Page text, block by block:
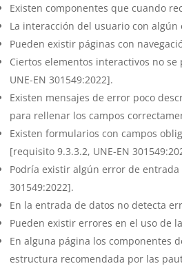
Existen componentes que cuando
La interacción del usuario con
Pueden existir páginas con
Ciertos elementos interactivos no
UNE-EN 301549:2022].
Existen mensajes de error poco
para rellenar los campos
Existen formularios con campos
[requisito 9.3.3.2, UNE-EN
Podría existir algún error de
301549:2022].
En la entrada de datos no detecta
Pueden existir errores en el uso de
En alguna página los componentes
estructura recomendada por las